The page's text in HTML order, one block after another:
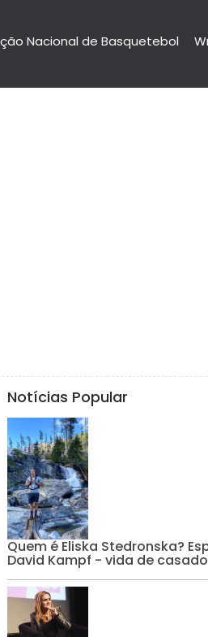
Nacional de Basquetebol
Notícias Popular
Quem é Eliska Stedronska?
David Kampf - vida de